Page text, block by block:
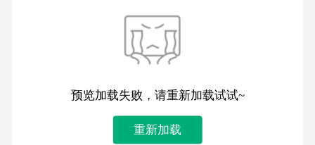
预览加载失败，请重新加载试试~
重新加载